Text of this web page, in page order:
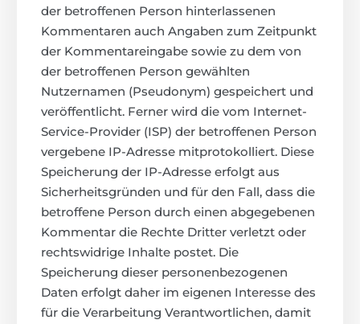
der betroffenen Person hinterlassenen
Kommentaren auch Angaben zum Zeitpunkt
der Kommentareingabe sowie zu dem von
der betroffenen Person gewählten
Nutzernamen (Pseudonym) gespeichert und
veröffentlicht. Ferner wird die vom Internet-
Service-Provider (ISP) der betroffenen Person
vergebene IP-Adresse mitprotokolliert. Diese
Speicherung der IP-Adresse erfolgt aus
Sicherheitsgründen und für den Fall, dass die
betroffene Person durch einen abgegebenen
Kommentar die Rechte Dritter verletzt oder
rechtswidrige Inhalte postet. Die
Speicherung dieser personenbezogenen
Daten erfolgt daher im eigenen Interesse des
für die Verarbeitung Verantwortlichen, damit